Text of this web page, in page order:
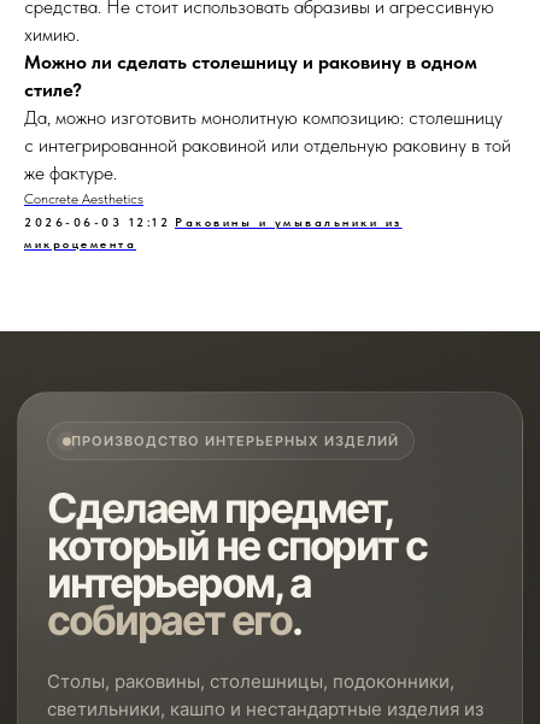
средства. Не стоит использовать абразивы и агрессивную
химию.
Можно ли сделать столешницу и раковину в одном
стиле?
Да, можно изготовить монолитную композицию: столешницу
с интегрированной раковиной или отдельную раковину в той
же фактуре.
Concrete Aesthetics
2026-06-03 12:12
Раковины и умывальники из
микроцемента
ПРОИЗВОДСТВО ИНТЕРЬЕРНЫХ ИЗДЕЛИЙ
Сделаем предмет,
который не спорит с
интерьером, а
собирает его.
Столы, раковины, столешницы, подоконники,
светильники, кашпо и нестандартные изделия из